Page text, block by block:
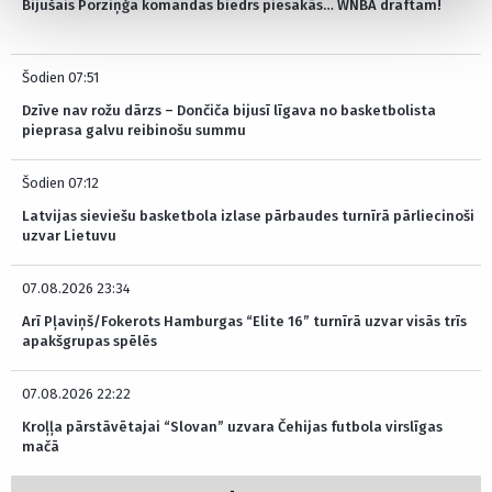
Bijušais Porziņģa komandas biedrs piesakās… WNBA draftam!
Šodien 07:51
Dzīve nav rožu dārzs – Dončiča bijusī līgava no basketbolista
pieprasa galvu reibinošu summu
Šodien 07:12
Latvijas sieviešu basketbola izlase pārbaudes turnīrā pārliecinoši
uzvar Lietuvu
07.08.2026 23:34
Arī Pļaviņš/Fokerots Hamburgas “Elite 16” turnīrā uzvar visās trīs
apakšgrupas spēlēs
07.08.2026 22:22
Kroļļa pārstāvētajai “Slovan” uzvara Čehijas futbola virslīgas
mačā